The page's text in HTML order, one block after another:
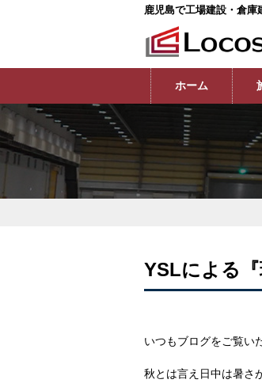
鹿児島で工場建設・倉庫
ホーム
YSLによる
いつもブログをご覧い
秋とは言え日中は暑さ